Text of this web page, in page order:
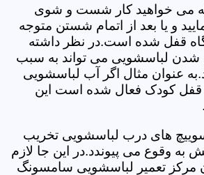
که می خواهید کار شست و شوی
و یا بعد از اتمام شستن متوجه
قفل شده است.در نظر داشته
شدن لباسشویی می تواند به سبب
عنوان مثال اگر آب لباسشویی
قفل کودک فعال شده است این
های درب لباسشویی تخریب
به وقوع می پیوندد.در این جا لازم
مرکز تعمیر لباسشویی سامسونگ